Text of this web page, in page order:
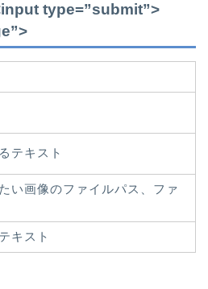
type=”submit”>
テキスト
い画像のファイルパス、ファ
キスト